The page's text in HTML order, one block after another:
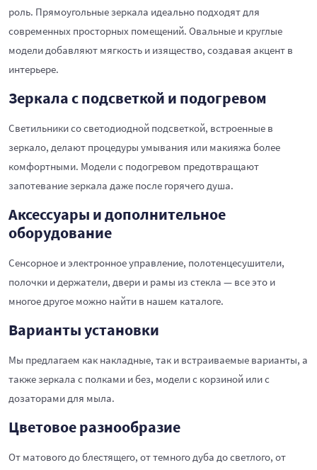
роль. Прямоугольные зеркала идеально подходят для
современных просторных помещений. Овальные и круглые
модели добавляют мягкость и изящество, создавая акцент в
интерьере.
Зеркала с подсветкой и подогревом
Светильники со светодиодной подсветкой, встроенные в
зеркало, делают процедуры умывания или макияжа более
комфортными. Модели с подогревом предотвращают
запотевание зеркала даже после горячего душа.
Аксессуары и дополнительное
оборудование
Сенсорное и электронное управление, полотенцесушители,
полочки и держатели, двери и рамы из стекла — все это и
многое другое можно найти в нашем каталоге.
Варианты установки
Мы предлагаем как накладные, так и встраиваемые варианты, а
также зеркала с полками и без, модели с корзиной или с
дозаторами для мыла.
Цветовое разнообразие
От матового до блестящего, от темного дуба до светлого, от